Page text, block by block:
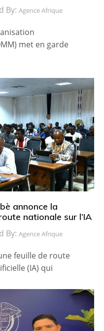
By: Agence Afrique
met en garde
annonce la
nationale sur l’IA
By: Agence Afrique
feuille de route
(IA) qui